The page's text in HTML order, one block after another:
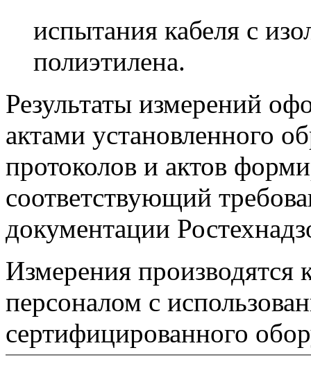
испытания кабеля с
полиэтилена.
Результаты измерений
актами установленного
протоколов и актов
соответствующий
документации
Измерения
персоналом с
сертифицированного